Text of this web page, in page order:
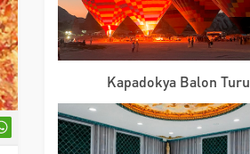
Kapadokya Balon Turu